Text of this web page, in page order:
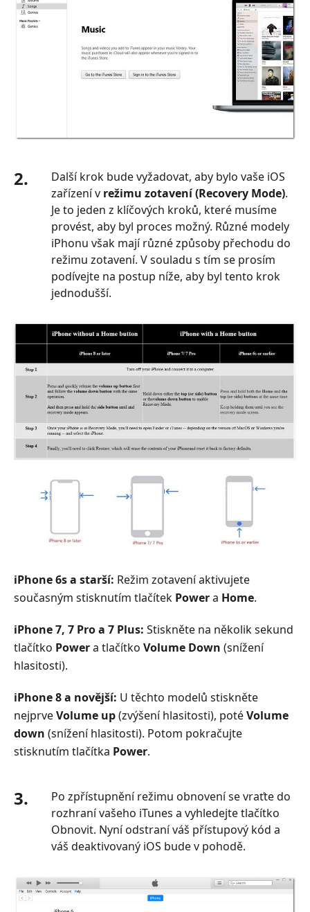
2.
Další krok bude vyžadovat, aby bylo vaše iOS
zařízení v režimu zotavení (Recovery Mode).
Je to jeden z klíčových kroků, které musíme
provést, aby byl proces možný. Různé modely
iPhonu však mají různé způsoby přechodu do
režimu zotavení. V souladu s tím se prosím
podívejte na postup níže, aby byl tento krok
jednodušší.
iPhone 6s a starší: Režim zotavení aktivujete
současným stisknutím tlačítek Powera Home.
iPhone 7, 7 Pro a 7 Plus: Stiskněte na několik sekund
tlačítko Powera tlačítko Volume Down (snížení
hlasitosti).
iPhone 8 a novější: U těchto modelů stiskněte
nejprveVolume up(zvýšení hlasitosti), potéVolume
down (snížení hlasitosti). Potom pokračujte
stisknutím tlačítka Power.
3.
Po zpřístupnění režimu obnovení se vraťte do
rozhraní vašeho iTunes a vyhledejte tlačítko
Obnovit. Nyní odstraní váš přístupový kód a
váš deaktivovaný iOS bude v pohodě.